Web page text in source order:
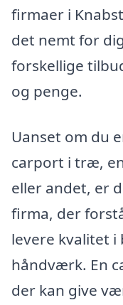
firmaer i
det nemt for
forskellige
og penge.
Uanset om du
carport i træ,
eller andet, er
firma, der
levere kvalitet i
håndværk. En
der kan give